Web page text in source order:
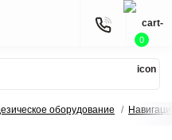
0
оборудование